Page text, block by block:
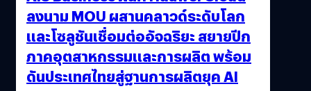
ลงนาม MOU ผสานคลาวด์ระดับโลก
และโซลูชันเชื่อมต่ออัจฉริยะ สยายปีก
ภาคอุตสาหกรรมและการผลิต พร้อม
ดันประเทศไทยสู่ฐานการผลิตยุค AI